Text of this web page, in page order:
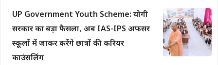
UP Government Youth Scheme: योगी
सरकार का बड़ा फैसला, अब IAS-IPS अफसर
स्कूलों में जाकर करेंगे छात्रों की करियर
काउंसलिंग